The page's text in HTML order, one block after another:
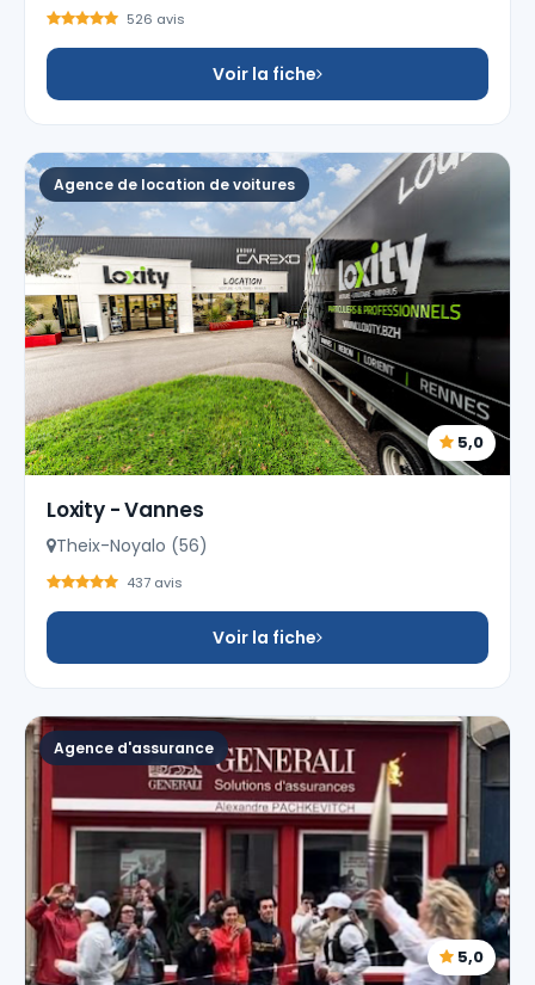
526 avis
Voir la fiche
Agence de location de voitures
5,0
Loxity - Vannes
Theix-Noyalo (56)
437 avis
Voir la fiche
Agence d'assurance
5,0